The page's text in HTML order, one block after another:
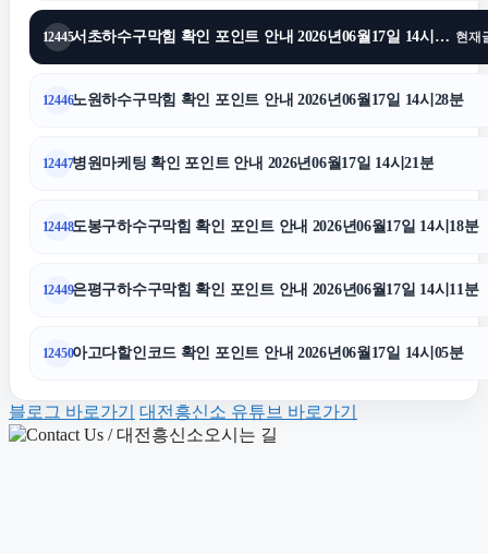
용인형사전문변호사
네이버 검색광고
수원이혼변호사
조정이혼
12445 서초하수구막힘 확인 포인트 안내 2026년06월17일 14시31분 현재
12446노원하수구막힘 확인 포인트 안내 2026년06월17일 14시28분
12447병원마케팅 확인 포인트 안내 2026년06월17일 14시21분
12448도봉구하수구막힘 확인 포인트 안내 2026년06월17일 14시18분
12449은평구하수구막힘 확인 포인트 안내 2026년06월17일 14시11분
12450아고다할인코드 확인 포인트 안내 2026년06월17일 14시05분
블로그 바로가기 대전흥신소 유튜브 바로가기